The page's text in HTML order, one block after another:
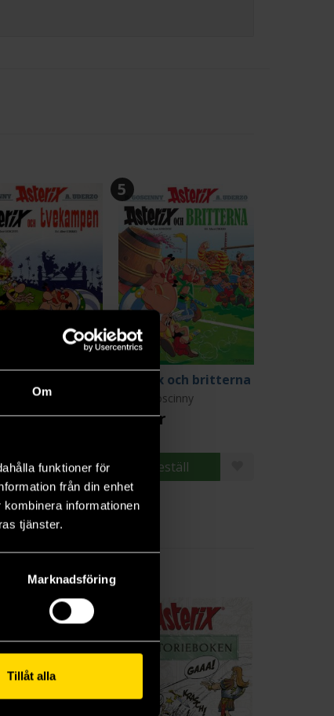
Om
funktioner för
från din enhet
informationen
tjänster.
Marknadsföring
Tillåt alla
5
Asterix och britterna
René Goscinny
119 kr
Beställ